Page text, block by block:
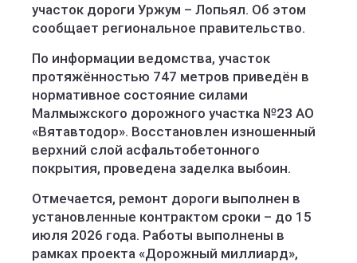
участок дороги Уржум – Лопьял. Об этом
сообщает региональное правительство.
По информации ведомства, участок
протяжённостью 747 метров приведён в
нормативное состояние силами
Малмыжского дорожного участка №23 АО
«Вятавтодор». Восстановлен изношенный
верхний слой асфальтобетонного
покрытия, проведена заделка выбоин.
Отмечается, ремонт дороги выполнен в
установленные контрактом сроки – до 15
июля 2026 года. Работы выполнены в
рамках проекта «Дорожный миллиард»,